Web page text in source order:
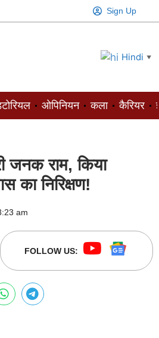
Sign Up
Hindi ▼
ओपिनियन कला कैरियर
जनक राम, किया
का निरिक्षण!
am
FOLLOW US: